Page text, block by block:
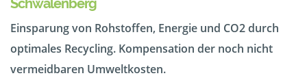
Schwalenberg
Einsparung von Rohstoffen, Energie und CO2 durch
optimales Recycling. Kompensation der noch nicht
vermeidbaren Umweltkosten.